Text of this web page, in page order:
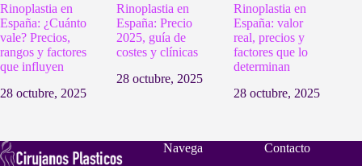
Rinoplastia en
España: ¿Cuánto
vale? Precios,
rangos y factores
que influyen
28 octubre, 2025
Rinoplastia en
España: Precio
2025, guía de
costes y clínicas
28 octubre, 2025
Rinoplastia en
España: valor
real, precios y
factores que lo
determinan
28 octubre, 2025
Navega
Contacto